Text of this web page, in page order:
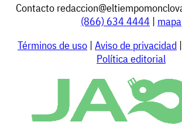
Contacto
(866) 634 4444 | mapa
Términos de uso | Aviso de privacidad |
Política editorial